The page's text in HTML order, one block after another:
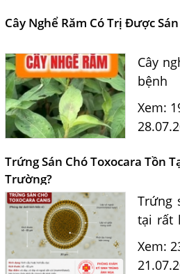
điều
Cây Nghể Răm Có Trị Được
Cây
bệnh
học
Xem:
Trứng Sán Chó Toxocara Tồn
Trường?
Trứng
tại rất
và là
hiểm
Xem: